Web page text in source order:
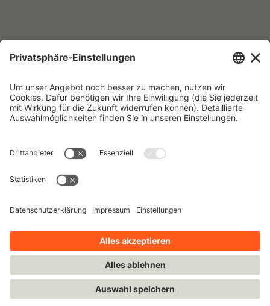
Um ein neues Passwort anzufordern, benötigen Sie die E-Mail-
Adresse, die in unserer Datenbank hinterlegt ist.
Impressum
Kontakt